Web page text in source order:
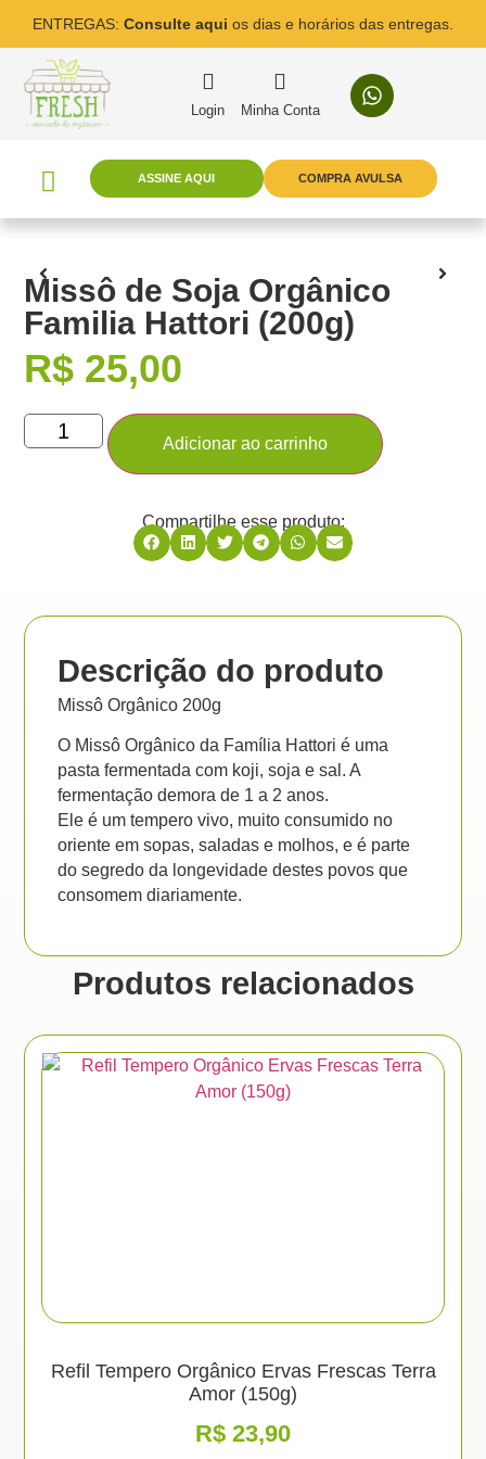
ENTREGAS: Consulte aqui os dias e horários das entregas.
Login Minha Conta
ASSINE AQUI COMPRA AVULSA
Missô de Soja Orgânico
Familia Hattori (200g)
R$ 25,00
Adicionar ao carrinho
Compartilhe esse produto:
Descrição do produto
Missô Orgânico 200g
O Missô Orgânico da Família Hattori é uma
pasta fermentada com koji, soja e sal. A
fermentação demora de 1 a 2 anos.
Ele é um tempero vivo, muito consumido no
oriente em sopas, saladas e molhos, e é parte
do segredo da longevidade destes povos que
consomem diariamente.
Produtos relacionados
Refil Tempero Orgânico Ervas Frescas Terra
Amor (150g)
R$ 23,90